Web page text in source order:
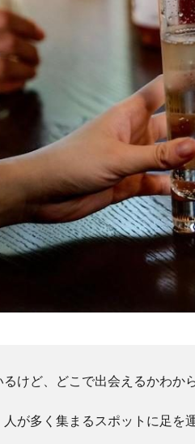
るけど、どこで出会えるかわか
が多く集まるスポットに足を